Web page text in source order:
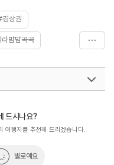
경상권
밤밤곡곡
3425
드시나요?
여행지를 추천해 드리겠습니다.
별로예요